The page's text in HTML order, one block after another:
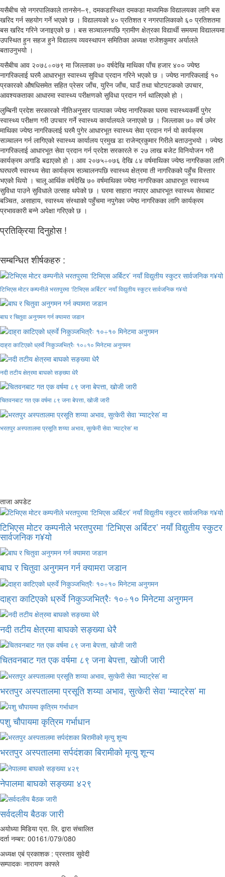
यसैबीच सो नगरपालिकाले तानसेन–९, दमकडास्थित दमकडा माध्यमिक विद्यालयका लागि बस
खरिद गर्न सहयोग गर्ने भएको छ । विद्यालयको ४० प्रतिशत र नगरपालिकाको ६० प्रतिशतमा
बस खरिद गरिने जनाइएको छ । बस सञ्चालनपछि ग्रामीण क्षेत्रका विद्यार्थी समयमा विद्यालयमा
उपस्थित हुन सहज हुने विद्यालय व्यवस्थापन समितिका अध्यक्ष राजेशकुमार अर्यालले
बताउनुभयो ।
यसैबीच आव २०७८÷०७९ मा जिल्लाका ७० वर्षदेखि माथिका पाँच हजार ४०० ज्येष्ठ
नागरिकलाई घरमै आधारभूत स्वास्थ्य सुविधा प्रदान गरिने भएको छ । ज्येष्ठ नागरिकलाई १०
प्रकारको औषधिसमेत सहित प्रेसर जाँच, युरिन जाँच, घाउँ तथा चोटपटकको उपचार,
आवश्यकताका आधारमा स्वास्थ्य परीक्षणको सुविधा प्रदान गर्न थालिएको हो ।
लुम्बिनी प्रदेश सरकारको नीतिअनुसार पाल्पाका ज्येष्ठ नागरिकका घरमा स्वास्थ्यकर्मी पुगेर
स्वास्थ्य परीक्षण गरी उपचार गर्ने स्वास्थ्य कार्यालयले जनाएको छ । जिल्लाका ७० वर्ष उमेर
माथिका ज्येष्ठ नागरिकलाई घरमै पुगेर आधारभूत स्वास्थ्य सेवा प्रदान गर्न यो कार्यक्रम
सञ्चालन गर्न लागिएको स्वास्थ्य कार्यालय प्रमुख डा राजेन्द्रकुमार गिरीले बताउनुभयो । ज्येष्ठ
नागरिकलाई आधारभूत सेवा प्रदान गर्न प्रदेश सरकारले रु २७ लाख बजेट विनियोजन गरी
कार्यक्रम अगाडि बढाएको हो । आव २०७५÷०७६ देखि ८४ वर्षमाथिका ज्येष्ठ नागरिकका लागि
घरघरमै स्वास्थ्य सेवा कार्यक्रम सञ्चालनपछि स्वास्थ्य क्षेत्रमा ती नागरिकको पहुँच विस्तार
भएको थियो । चालू आर्थिक वर्षदेखि ७० वर्षमाथिका ज्येष्ठ नागरिकका आधारभूत स्वास्थ्य
सुविधा पाउने सुविधाले उत्साह थपेको छ । घरमा साहारा नपाएर आधारभूत स्वास्थ्य सेवाबाट
बञ्चित, असाहाय, स्वास्थ्य संस्थाको पहुँचमा नपुगेका ज्येष्ठ नागरिकका लागि कार्यक्रम
प्रभावकारी बन्ने अपेक्षा गरिएको छ ।
प्रतिक्रिया दिनुहोस !
सम्बन्धित शीर्षकहरु :
टिभिएस मोटर कम्पनीले भरतपुरमा ‘टिभिएस अर्बिटर’ नयाँ विद्युतीय स्कुटर सार्वजनिक ग¥यो
बाघ र चितुवा अनुगमन गर्न क्यामरा जडान
दाह्रा काटिएको ध्रुर्वे निकुञ्जभित्रैः १०÷१० मिनेटमा अनुगमन
नदी तटीय क्षेत्रमा बाघको सङ्ख्या धेरै
चितवनबाट गत एक वर्षमा ८९ जना बेपत्ता, खोजी जारी
भरतपुर अस्पतालमा प्रसूति शय्या अभाव, सुत्केरी सेवा ‘म्याट्रेस’ मा
ताजा अपडेट
टिभिएस मोटर कम्पनीले भरतपुरमा ‘टिभिएस अर्बिटर’ नयाँ विद्युतीय स्कुटर
सार्वजनिक ग¥यो
बाघ र चितुवा अनुगमन गर्न क्यामरा जडान
दाह्रा काटिएको ध्रुर्वे निकुञ्जभित्रैः १०÷१० मिनेटमा अनुगमन
नदी तटीय क्षेत्रमा बाघको सङ्ख्या धेरै
चितवनबाट गत एक वर्षमा ८९ जना बेपत्ता, खोजी जारी
भरतपुर अस्पतालमा प्रसूति शय्या अभाव, सुत्केरी सेवा ‘म्याट्रेस’ मा
पशु चौपायमा कृत्रिम गर्भाधान
भरतपुर अस्पतालमा सर्पदंशका बिरामीको मृत्यु शून्य
नेपालमा बाघको सङ्ख्या ४२९
सर्वदलीय बैठक जारी
अयोध्या मिडिया प्रा. लि. द्वारा संचालित
दर्ता नम्बर: 00161/079/080
अध्यक्ष एबं प्रकाशक : प्रस्ताव सुवेदी
सम्पादकः नारायण काफ्ले